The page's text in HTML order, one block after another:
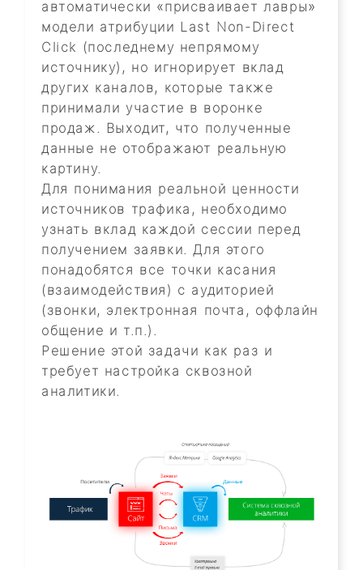
автоматически «присваивает лавры»
модели атрибуции Last Non-Direct
Click (последнему непрямому
источнику), но игнорирует вклад
других каналов, которые также
принимали участие в воронке
продаж. Выходит, что полученные
данные не отображают реальную
картину.
Для понимания реальной ценности
источников трафика, необходимо
узнать вклад каждой сессии перед
получением заявки. Для этого
понадобятся все точки касания
(взаимодействия) с аудиторией
(звонки, электронная почта, оффлайн
общение и т.п.).
Решение этой задачи как раз и
требует настройка сквозной
аналитики.